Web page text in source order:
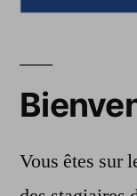
Vous êtes sur